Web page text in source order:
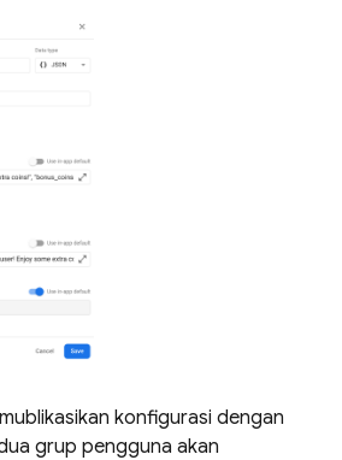
konfigurasi dengan
grup pengguna akan